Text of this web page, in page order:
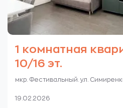
1 комнатная
10/16 эт.
мкр. Фестивальный. ул.
19.02.2026